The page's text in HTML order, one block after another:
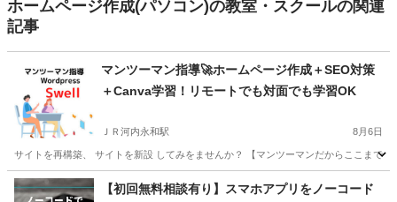
ホームページ作成(パソコン)の教室・スクールの関連
記事
マンツーマン指導🚀ホームページ作成＋SEO対策
＋Canva学習！リモートでも対面でも学習OK
ＪＲ河内永和駅 8月6日
サイトを再構築、 サイトを新設 してみをませんか？ 【マンツーマンだからここ
大阪 東大阪市 ＪＲ河内永和駅 ホームページ作成
【初回無料相談有り】スマホアプリをノーコード